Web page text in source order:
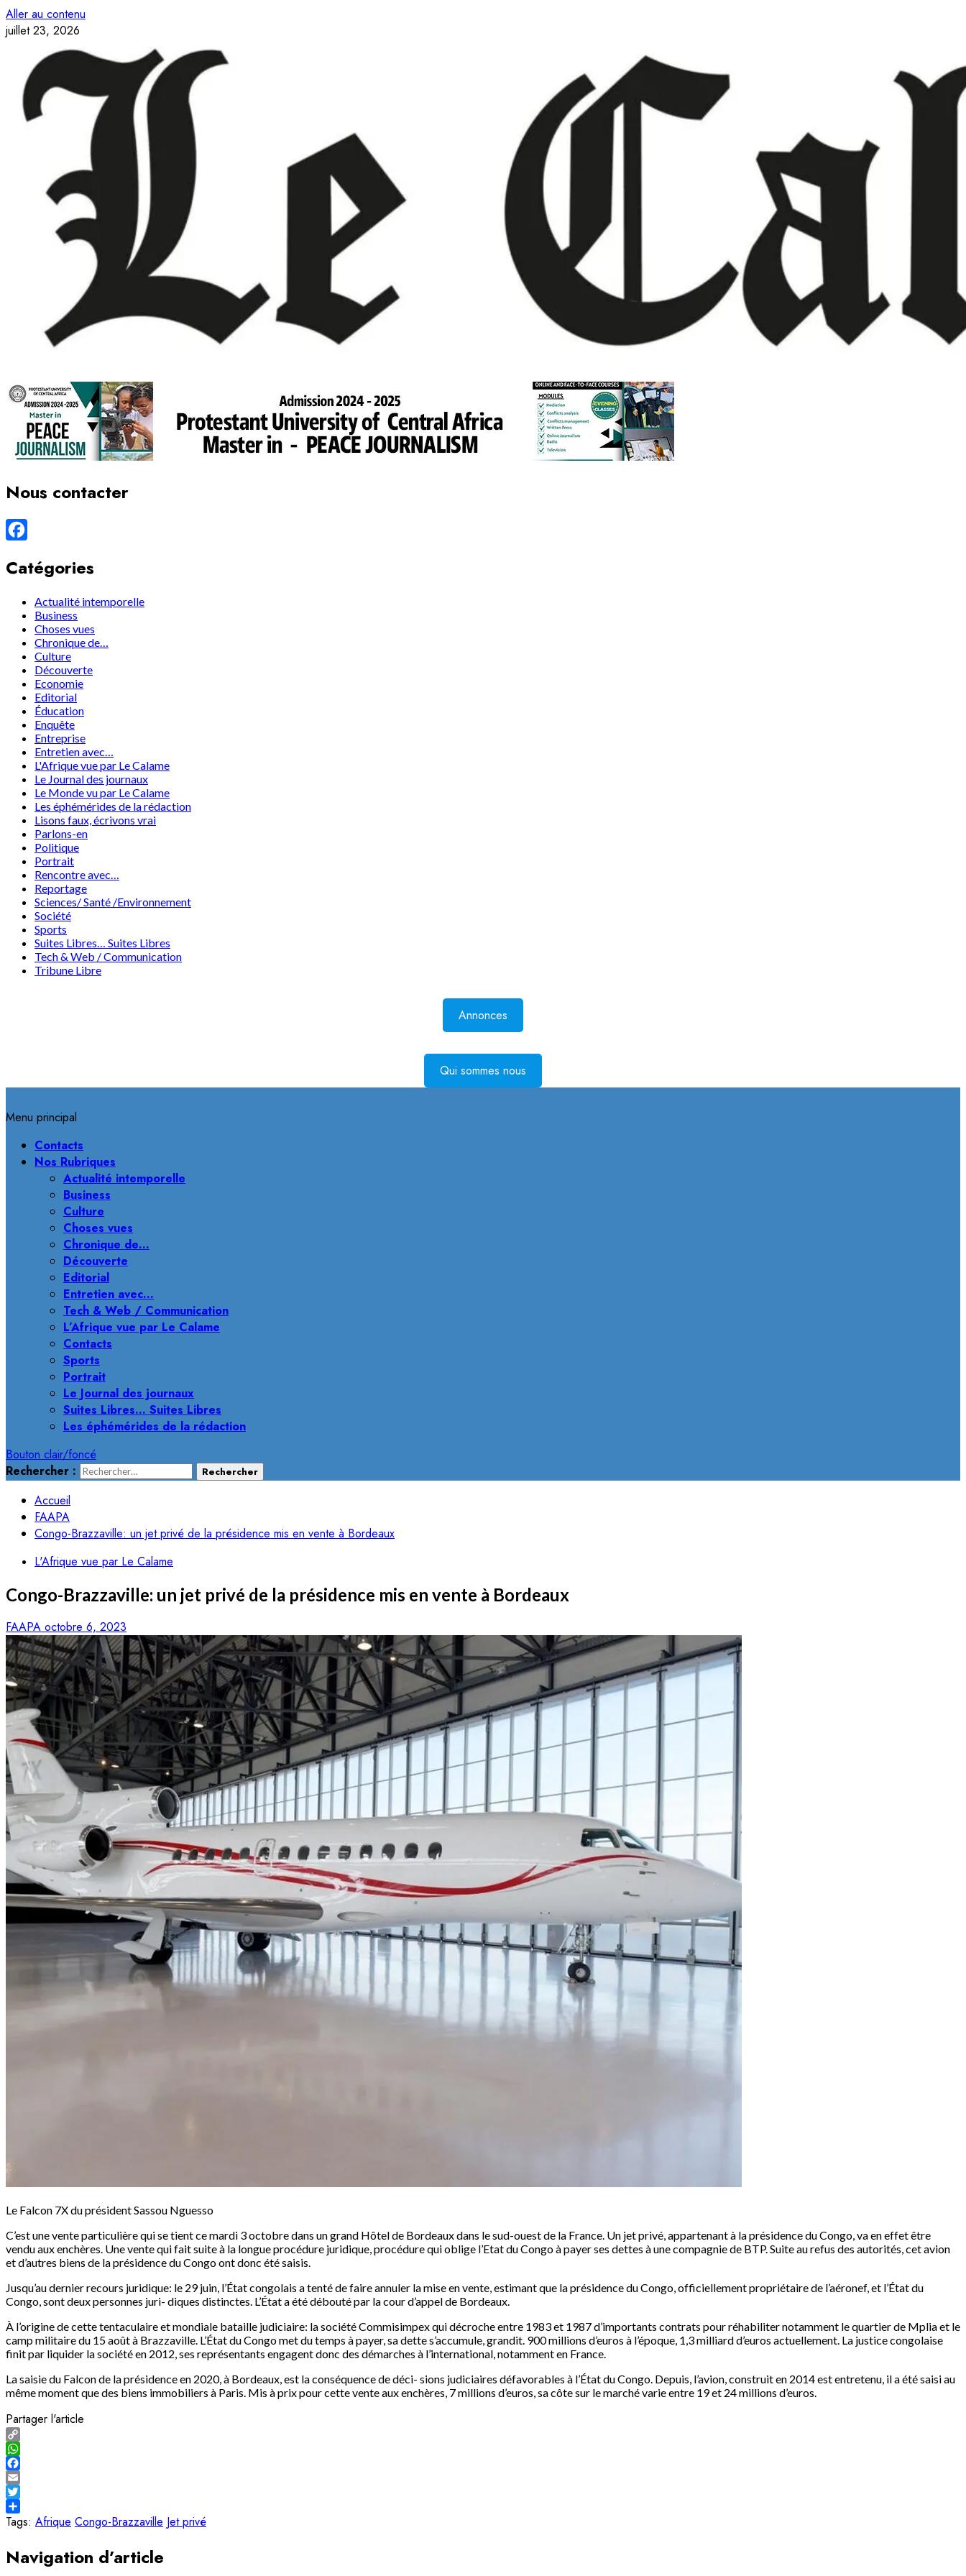
Aller au contenu
juillet 23, 2026
Nous contacter
Catégories
Actualité intemporelle
Business
Choses vues
Chronique de…
Culture
Découverte
Economie
Editorial
Éducation
Enquête
Entreprise
Entretien avec…
L'Afrique vue par Le Calame
Le Journal des journaux
Le Monde vu par Le Calame
Les éphémérides de la rédaction
Lisons faux, écrivons vrai
Parlons-en
Politique
Portrait
Rencontre avec…
Reportage
Sciences/ Santé /Environnement
Société
Sports
Suites Libres… Suites Libres
Tech & Web / Communication
Tribune Libre
Annonces
Qui sommes nous
Menu principal
Contacts
Nos Rubriques
Actualité intemporelle
Business
Culture
Choses vues
Chronique de…
Découverte
Editorial
Entretien avec…
Tech & Web / Communication
L’Afrique vue par Le Calame
Contacts
Sports
Portrait
Le Journal des journaux
Suites Libres… Suites Libres
Les éphémérides de la rédaction
Bouton clair/foncé
Rechercher :
Accueil
FAAPA
Congo-Brazzaville: un jet privé de la présidence mis en vente à Bordeaux
L'Afrique vue par Le Calame
Congo-Brazzaville: un jet privé de la présidence mis en vente à Bordeaux
FAAPA octobre 6, 2023
Le Falcon 7X du président Sassou Nguesso
C’est une vente particulière qui se tient ce mardi 3 octobre dans un grand Hôtel de Bordeaux dans le sud-ouest de la France. Un jet privé, appartenant à la présidence du Congo, va en effet être
vendu aux enchères. Une vente qui fait suite à la longue procédure juridique, procédure qui oblige l’Etat du Congo à payer ses dettes à une compagnie de BTP. Suite au refus des autorités, cet avion
et d’autres biens de la présidence du Congo ont donc été saisis.
Jusqu’au dernier recours juridique: le 29 juin, l’État congolais a tenté de faire annuler la mise en vente, estimant que la présidence du Congo, officiellement propriétaire de l’aéronef, et l’État du
Congo, sont deux personnes juri- diques distinctes. L’État a été débouté par la cour d’appel de Bordeaux.
À l’origine de cette tentaculaire et mondiale bataille judiciaire: la société Commisimpex qui décroche entre 1983 et 1987 d’importants contrats pour réhabiliter notamment le quartier de Mplia et le
camp militaire du 15 août à Brazzaville. L’État du Congo met du temps à payer, sa dette s’accumule, grandit. 900 millions d’euros à l’époque, 1,3 milliard d’euros actuellement. La justice congolaise
finit par liquider la société en 2012, ses représentants engagent donc des démarches à l’international, notamment en France.
La saisie du Falcon de la présidence en 2020, à Bordeaux, est la conséquence de déci- sions judiciaires défavorables à l’État du Congo. Depuis, l’avion, construit en 2014 est entretenu, il a été saisi au
même moment que des biens immobiliers à Paris. Mis à prix pour cette vente aux enchères, 7 millions d’euros, sa côte sur le marché varie entre 19 et 24 millions d’euros.
Partager l'article
Copy
Link
WhatsApp
Facebook
Email
Twitter
Share
Tags: Afrique Congo-Brazzaville Jet privé
Navigation d’article